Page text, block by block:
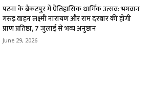
पटना के बैकटपुर में ऐतिहासिक धार्मिक उत्सव: भगवान
गरुड़ वाहन लक्ष्मी नारायण और राम दरबार की होगी
प्राण प्रतिष्ठा, 7 जुलाई से भव्य अनुष्ठान
June 29, 2026